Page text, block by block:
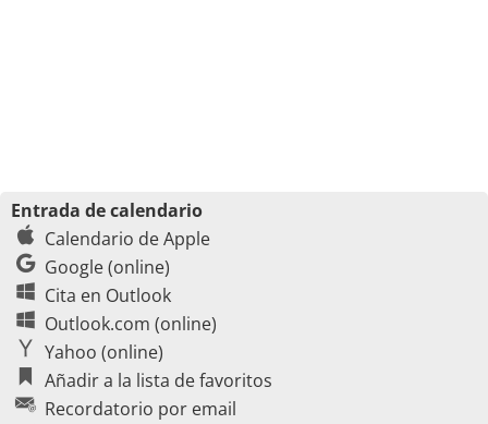
Entrada de calendario
Calendario de Apple
Google (online)
Cita en Outlook
Outlook.com (online)
Yahoo (online)
Añadir a la lista de favoritos
Recordatorio por email